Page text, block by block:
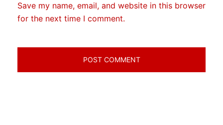
Save my name, email, and website in this browser
for the next time I comment.